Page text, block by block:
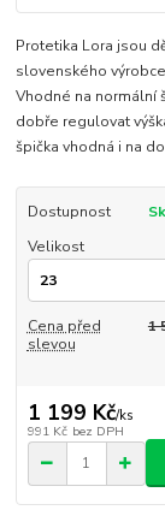
Protetika Lora jsou
slovenského
Vhodné na normální
dobře regulovat
špička vhodná i na
Dostupnost
Velikost
Cena před
slevou
1
1 199 Kč/ks
991 Kč bez DPH